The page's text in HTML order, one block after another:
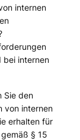
internen
bei internen
Sie den
von internen
erhalten für
§ 15